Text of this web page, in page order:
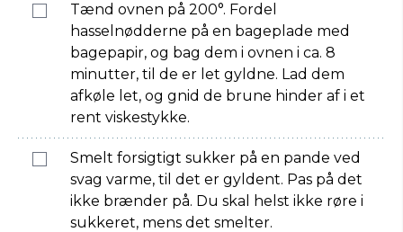
Tænd ovnen på 200°. Fordel
hasselnødderne på en bageplade med
bagepapir, og bag dem i ovnen i ca. 8
minutter, til de er let gyldne. Lad dem
afkøle let, og gnid de brune hinder af i et
rent viskestykke.
Smelt forsigtigt sukker på en pande ved
svag varme, til det er gyldent. Pas på det
ikke brænder på. Du skal helst ikke røre i
sukkeret, mens det smelter.